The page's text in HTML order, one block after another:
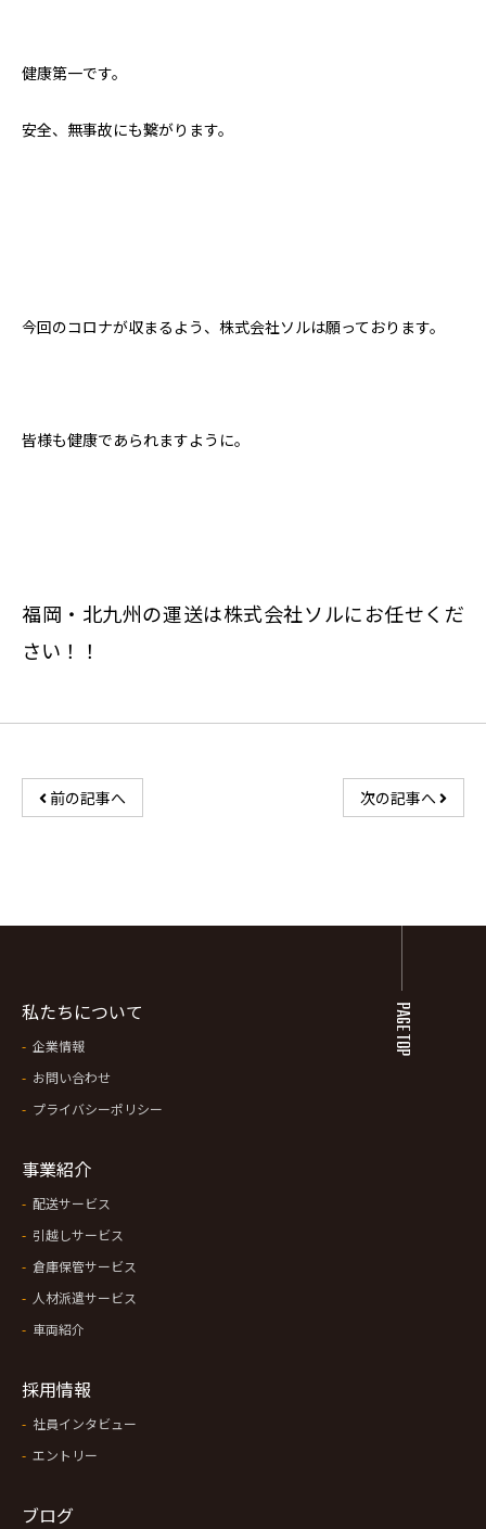
健康第一です。
安全、無事故にも繋がります。
今回のコロナが収まるよう、株式会社ソルは願っております。
皆様も健康であられますように。
福岡・北九州の運送は株式会社ソルにお任せくだ
さい！！
前の記事へ 次の記事へ
私たちについて
企業情報
お問い合わせ
プライバシーポリシー
事業紹介
配送サービス
引越しサービス
倉庫保管サービス
人材派遣サービス
車両紹介
採用情報
社員インタビュー
エントリー
ブログ
PAGE TOP